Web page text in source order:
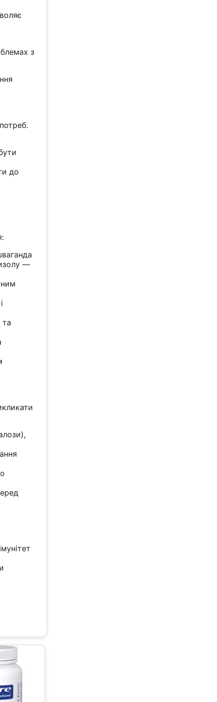
з
до
—
та